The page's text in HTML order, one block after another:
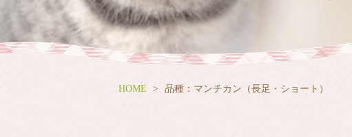
HOME 品種：マンチカン（長足・ショート）